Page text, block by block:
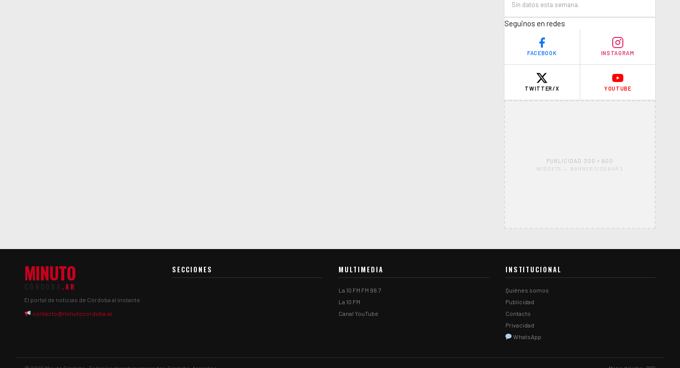
Sin datos esta semana.
Seguinos en redes
FACEBOOK INSTAGRAM
TWITTER/X YOUTUBE
PUBLICIDAD 300 × 600
WIDGETS → BANNER SIDEBAR 2
MINUTO
.AR
El portal de noticias de Córdoba al instante.
contacto@minutocordoba.ar
SECCIONES MULTIMEDIA
La 10 FM FM 98.7
La 10 FM
Canal YouTube
INSTITUCIONAL
Quiénes somos
Publicidad
Contacto
Privacidad
WhatsApp